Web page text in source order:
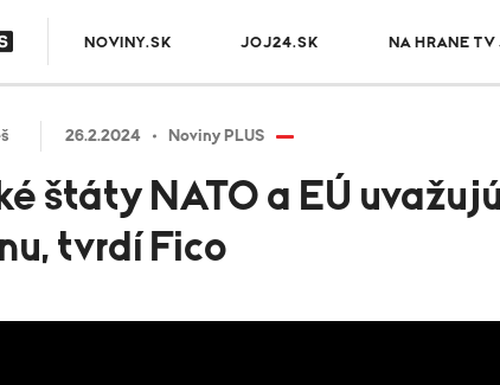
NOVINY.SK JOJ24.SK NA HRANE TV
26.2.2024 Noviny PLUS
štáty NATO a EÚ
tvrdí Fico